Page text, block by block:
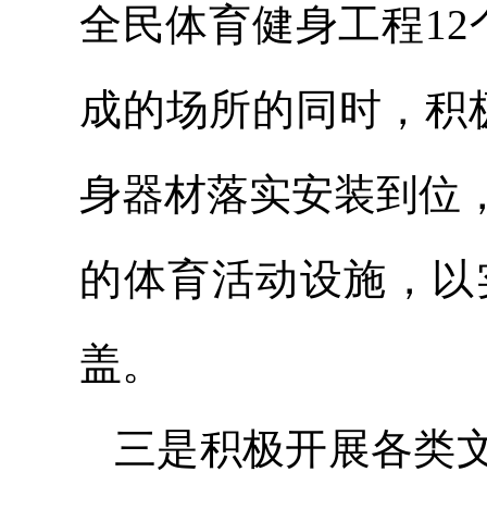
全民体育健身工程
成的场所的同时，
身器材落实安装到位
的体育活动设施，
盖。
三是积极开展各类